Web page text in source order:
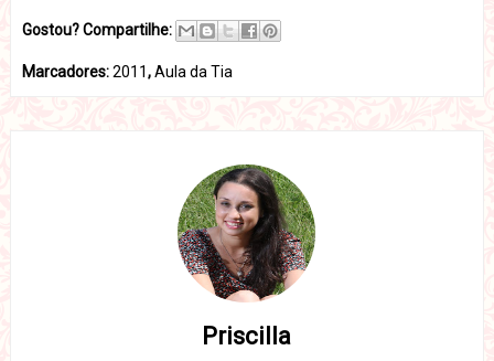
Gostou? Compartilhe:
Marcadores:2011,Aula da Tia
Priscilla